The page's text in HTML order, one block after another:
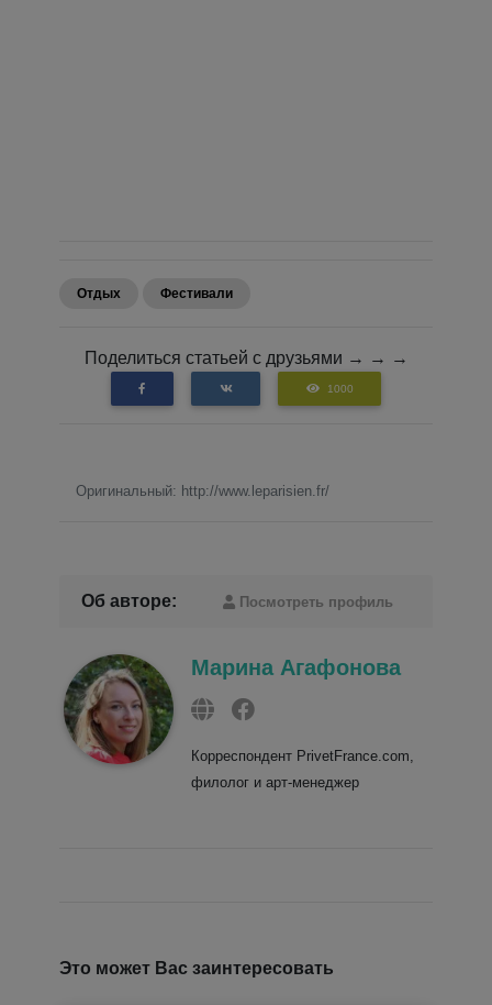
Отдых Фестивали
Поделиться статьей с друзьями → → →
1000
Оригинальный: http://www.leparisien.fr/
Об авторе: Посмотреть профиль
Марина Агафонова
Корреспондент PrivetFrance.com,
филолог и арт-менеджер
Это может Вас заинтересовать